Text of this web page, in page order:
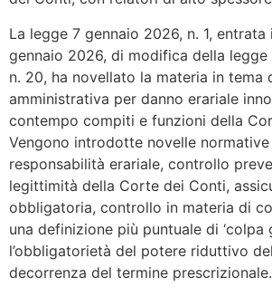
La legge 7 gennaio 2026, n. 1,
gennaio 2026, di modifica della legge
n. 20, ha novellato la materia in tema
amministrativa per danno erariale
contempo compiti e funzioni della
Vengono introdotte novelle
responsabilità erariale, controllo
legittimità della Corte dei Conti,
obbligatoria, controllo in materia di
una definizione più puntuale di ‘colpa
l’obbligatorietà del potere riduttivo
decorrenza del termine prescrizionale.